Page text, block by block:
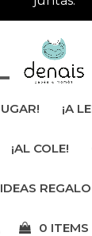
ocultar
menú
móvil
¡A
¡AL COLE!
IDEAS REGALO
0 ITEMS